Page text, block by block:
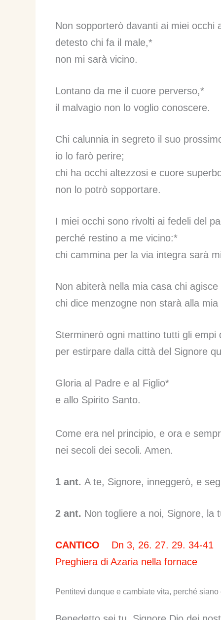
Non sopporterò davanti ai miei occhi
detesto chi fa il male,*
non mi sarà vicino.
Lontano da me il cuore perverso,*
il malvagio non lo voglio conoscere.
Chi calunnia in segreto il suo
io lo farò perire;
chi ha occhi altezzosi e cuore
non lo potrò sopportare.
I miei occhi sono rivolti ai fedeli del
perché restino a me vicino:*
chi cammina per la via integra sarà
Non abiterà nella mia casa chi
chi dice menzogne non starà alla mia
Sterminerò ogni mattino tutti gli empi
per estirpare dalla città del Signore
Gloria al Padre e al Figlio*
e allo Spirito Santo.
Come era nel principio, e ora e
nei secoli dei secoli. Amen.
1 ant. A te, Signore, inneggerò, e
2 ant. Non togliere a noi, Signore, la
CANTICO
Dn 3, 26. 27. 29. 34-41
Preghiera di Azaria nella fornace
Pentitevi dunque e cambiate vita, perché